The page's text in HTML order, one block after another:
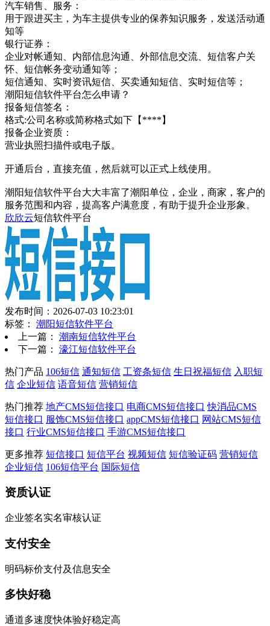
汽车销售、服务：
用于跟进买主，为车主提供专业的保养知识服务，发送活动通
知等
银行证券：
企业对帐通知、内部信息沟通、外部信息交流、短信客户关
怀、短信帐务变动通知等；
短信通知、实时资讯短信、买卖通知短信、实时短信等；
潮阳短信软件平台怎么申请？
报备短信签名：
格式:公司名称或简称格式如下【****】
报备企业资质：
营业执照扫描件或电子版。
开通后台，直接充值，然后就可以正式上线使用。
潮阳短信软件平台大大丰富了潮阳单位，企业，商家，客户的
服务范围和内容，提高客户满意度，有助于提升企业形象。
欣欣云短信软件平台
发布时间：2026-07-03 10:23:01
标签： 潮阳短信软件平台
上一篇： 潮南短信软件平台
下一篇： 濠江短信软件平台
热门产品 106短信 通知短信 工资条短信 生日祝福短信 入职短
信 企业短信 语音短信 营销短信
热门推荐 地产CMS短信接口 电商CMS短信接口 快消品CMS
短信接口 服饰CMS短信接口 appCMS短信接口 网站CMS短信
接口 行业CMS短信接口 手游CMS短信接口
更多推荐 短信接口 短信平台 视频短信 短信验证码 营销短信
企业短信 106短信平台 国际短信
资质认证
企业签名实名审核认证
支付安全
明码标价支付及信息安全
多快好稳
通道多速度快体验好稳定高